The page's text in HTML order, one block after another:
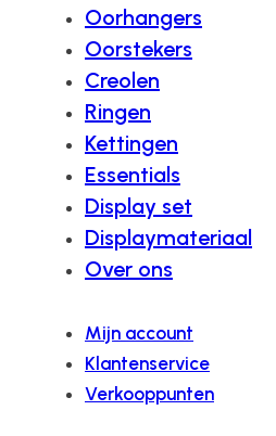
Oorhangers
Oorstekers
Creolen
Ringen
Kettingen
Essentials
Display set
Displaymateriaal
Over ons
Mijn account
Klantenservice
Verkooppunten